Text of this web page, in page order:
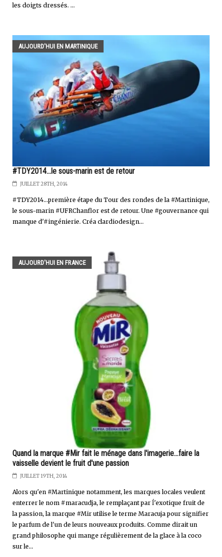
les doigts dressés. ...
AUJOURD'HUI EN MARTINIQUE
#TDY2014...le sous-marin est de retour
JUILLET 28TH, 2014
#TDY2014...première étape du Tour des rondes de la #Martinique,
le sous-marin #UFRChanflor est de retour. Une #gouvernance qui
manque d'#ingénierie. Créa clardiodesign...
AUJOURD'HUI EN FRANCE
Quand la marque #Mir fait le ménage dans l'imagerie...faire la
vaisselle devient le fruit d'une passion
JUILLET 19TH, 2014
Alors qu'en #Martinique notamment, les marques locales veulent
enterrer le nom #maracudja, le remplaçant par ĺ'exotique fruit de
la passion, la marque #Mir utilise le terme Maracuja pour signifier
le parfum de l'un de leurs nouveaux produits. Comme dirait un
grand philosophe qui mange régulièrement de la glace à la coco
sur le...